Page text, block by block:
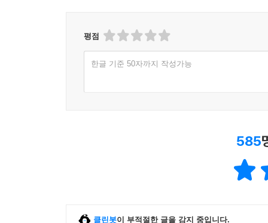
평점
한글 기준 50자까지 작성가능
585
클린봇이 부적절한 글을 감지 중입니다.